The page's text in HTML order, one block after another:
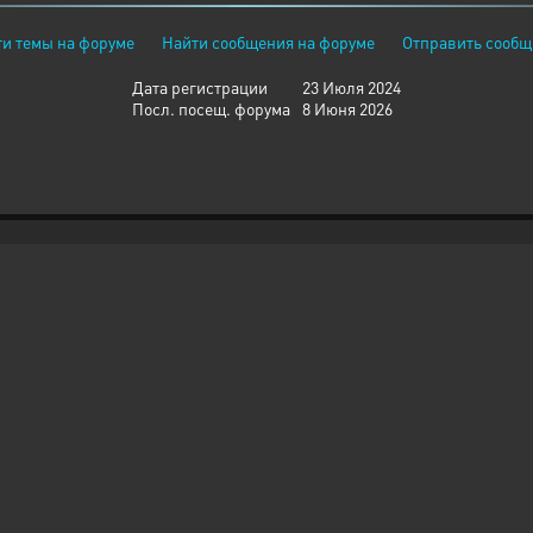
темы на форуме Найти сообщения на форуме Отправить
Дата регистрации
23 Июля 2024
Посл. посещ. форума 8 Июня 2026